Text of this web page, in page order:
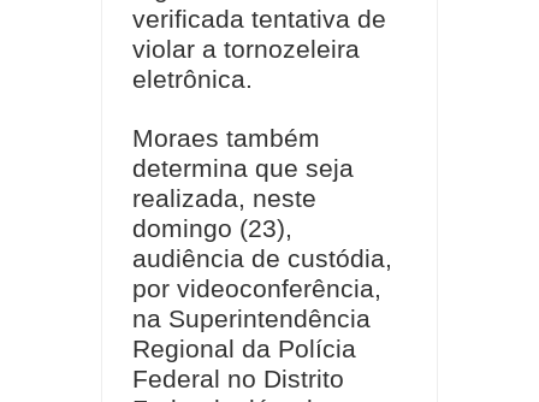
verificada tentativa de
violar a tornozeleira
eletrônica.
Moraes também
determina que seja
realizada, neste
domingo (23),
audiência de custódia,
por videoconferência,
na Superintendência
Regional da Polícia
Federal no Distrito